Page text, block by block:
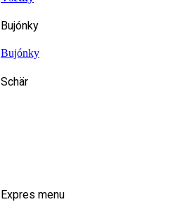
Bujónky
Bujónky
Schär
Expres menu